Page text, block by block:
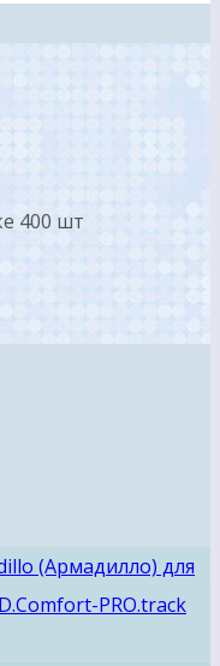
400 шт